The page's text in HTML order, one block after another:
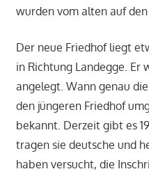
wurden vom alten auf
Der neue Friedhof liegt
in Richtung Landegge. Er
angelegt. Wann genau
den jüngeren Friedhof
bekannt. Derzeit gibt es
tragen sie deutsche und
haben versucht, die